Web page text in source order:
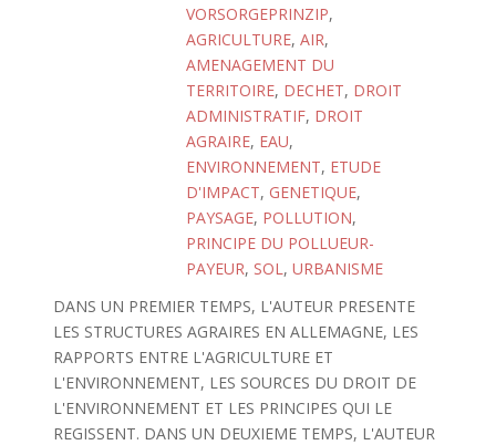
VORSORGEPRINZIP,
AGRICULTURE, AIR,
AMENAGEMENT DU
TERRITOIRE, DECHET, DROIT
ADMINISTRATIF, DROIT
AGRAIRE, EAU,
ENVIRONNEMENT, ETUDE
D'IMPACT, GENETIQUE,
PAYSAGE, POLLUTION,
PRINCIPE DU POLLUEUR-
PAYEUR, SOL, URBANISME
DANS UN PREMIER TEMPS, L'AUTEUR PRESENTE
LES STRUCTURES AGRAIRES EN ALLEMAGNE, LES
RAPPORTS ENTRE L'AGRICULTURE ET
L'ENVIRONNEMENT, LES SOURCES DU DROIT DE
L'ENVIRONNEMENT ET LES PRINCIPES QUI LE
REGISSENT. DANS UN DEUXIEME TEMPS, L'AUTEUR